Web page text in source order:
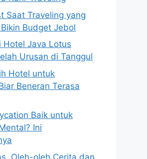
Saat Traveling yang
Budget Jebol
Hotel Java Lotus
Urusan di Tanggul
Hotel untuk
Beneran Terasa
Baik untuk
Ini
Oleh-oleh Cerita dan